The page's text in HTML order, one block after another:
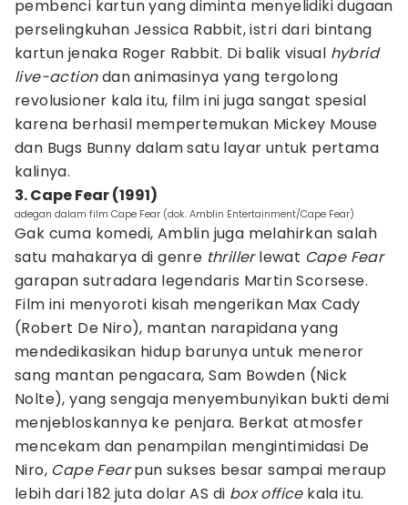
pembenci kartun yang diminta menyelidiki dugaan
perselingkuhan Jessica Rabbit, istri dari bintang
kartun jenaka Roger Rabbit. Di balik visual hybrid
live-actiondan animasinya yang tergolong
revolusioner kala itu, film ini juga sangat spesial
karena berhasil mempertemukan Mickey Mouse
dan Bugs Bunny dalam satu layar untuk pertama
kalinya.
3. Cape Fear (1991)
adegan dalam film Cape Fear (dok. Amblin Entertainment/Cape Fear)
Gak cuma komedi, Amblin juga melahirkan salah
satu mahakarya di genre thrillerlewat Cape Fear
garapan sutradara legendaris Martin Scorsese.
Film ini menyoroti kisah mengerikan Max Cady
(Robert De Niro), mantan narapidana yang
mendedikasikan hidup barunya untuk meneror
sang mantan pengacara, Sam Bowden (Nick
Nolte), yang sengaja menyembunyikan bukti demi
menjebloskannya ke penjara. Berkat atmosfer
mencekam dan penampilan mengintimidasi De
Niro, Cape Fearpun sukses besar sampai meraup
lebih dari 182 juta dolar AS di box officekala itu.